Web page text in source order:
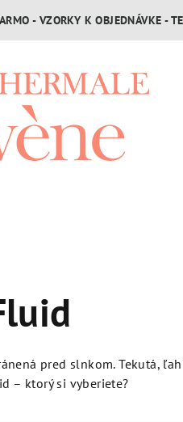
- VZORKY K OBJEDNÁVKE -
pred slnkom. Tekutá,
– ktorý si vyberiete?